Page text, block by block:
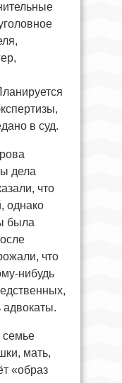
в суд.
дела
что
однако
была
что
нибудь
адвокаты.
семье
мать,
«образ